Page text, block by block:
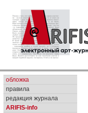
обложка
правила
редакция журнала
ARIFIS-info